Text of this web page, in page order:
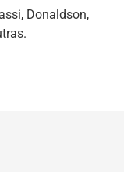
Donaldson,